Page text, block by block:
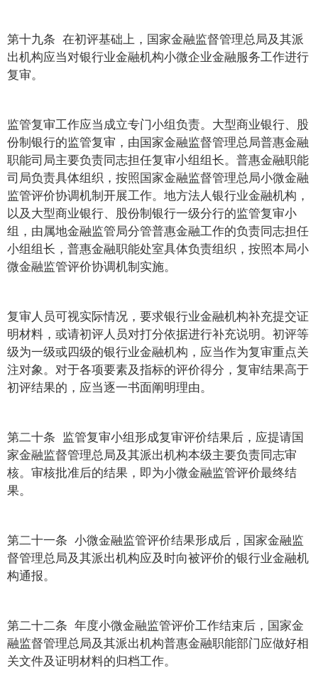
第十九条 在初评基础上，国家金融监督管理总局及其派
出机构应当对银行业金融机构小微企业金融服务工作进行
复审。
监管复审工作应当成立专门小组负责。大型商业银行、股
份制银行的监管复审，由国家金融监督管理总局普惠金融
职能司局主要负责同志担任复审小组组长。普惠金融职能
司局负责具体组织，按照国家金融监督管理总局小微金融
监管评价协调机制开展工作。地方法人银行业金融机构，
以及大型商业银行、股份制银行一级分行的监管复审小
组，由属地金融监管局分管普惠金融工作的负责同志担任
小组组长，普惠金融职能处室具体负责组织，按照本局小
微金融监管评价协调机制实施。
复审人员可视实际情况，要求银行业金融机构补充提交证
明材料，或请初评人员对打分依据进行补充说明。初评等
级为一级或四级的银行业金融机构，应当作为复审重点关
注对象。对于各项要素及指标的评价得分，复审结果高于
初评结果的，应当逐一书面阐明理由。
第二十条 监管复审小组形成复审评价结果后，应提请国
家金融监督管理总局及其派出机构本级主要负责同志审
核。审核批准后的结果，即为小微金融监管评价最终结
果。
第二十一条 小微金融监管评价结果形成后，国家金融监
督管理总局及其派出机构应及时向被评价的银行业金融机
构通报。
第二十二条 年度小微金融监管评价工作结束后，国家金
融监督管理总局及其派出机构普惠金融职能部门应做好相
关文件及证明材料的归档工作。